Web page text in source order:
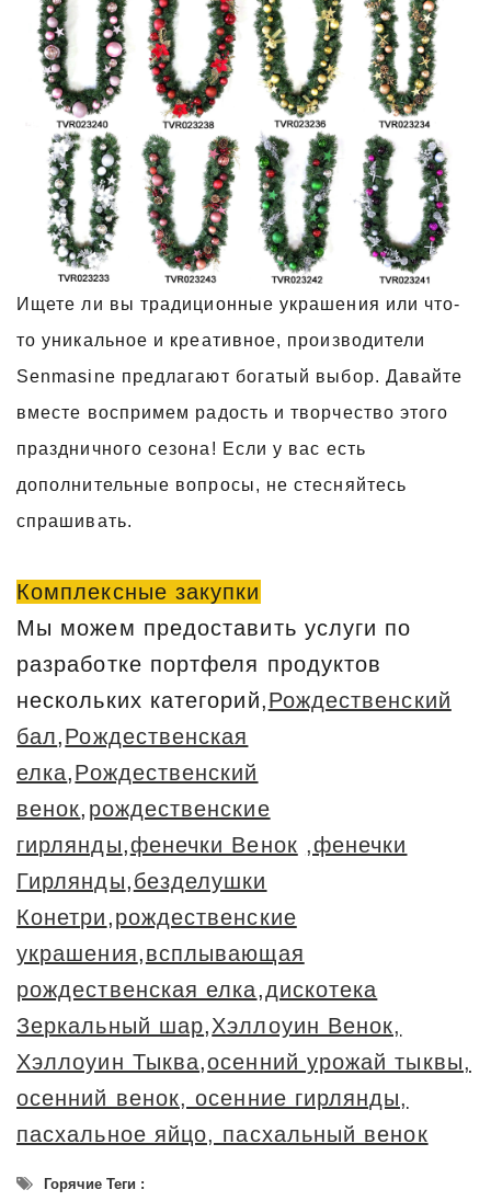
Ищете ли вы традиционные украшения или что-
то уникальное и креативное, производители
Senmasine предлагают богатый выбор. Давайте
вместе воспримем радость и творчество этого
праздничного сезона! Если у вас есть
дополнительные вопросы, не стесняйтесь
спрашивать.
Комплексные закупки
Мы можем предоставить услуги по
разработке портфеля продуктов
нескольких категорий,Рождественский
бал,Рождественская
елка,Рождественский
венок, рождественские
гирлянды,фенечки Венок ,фенечки
Гирлянды,безделушки
Конетри,рождественские
украшения,всплывающая
рождественская елка,дискотека
Зеркальный шар,Хэллоуин Венок,
Хэллоуин Тыква,осенний урожай тыквы,
осенний венок, осенние гирлянды,
пасхальное яйцо, пасхальный венок
Горячие Теги :